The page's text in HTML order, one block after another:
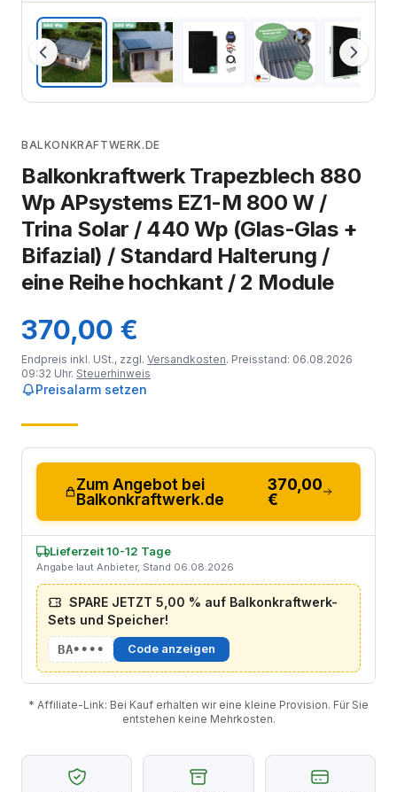
BALKONKRAFTWERK.DE
Balkonkraftwerk Trapezblech 880
Wp APsystems EZ1-M 800 W /
Trina Solar / 440 Wp (Glas-Glas +
Bifazial) / Standard Halterung /
eine Reihe hochkant / 2 Module
370,00 €
Endpreis inkl. USt., zzgl. Versandkosten. Preisstand: 06.08.2026
09:32 Uhr. Steuerhinweis
Preisalarm setzen
Zum Angebot bei
Balkonkraftwerk.de
370,00
€
Lieferzeit 10-12 Tage
Angabe laut Anbieter, Stand 06.08.2026
SPARE JETZT 5,00 % auf Balkonkraftwerk-
Sets und Speicher!
BA•••• Code anzeigen
* Affiliate-Link: Bei Kauf erhalten wir eine kleine Provision. Für Sie
entstehen keine Mehrkosten.